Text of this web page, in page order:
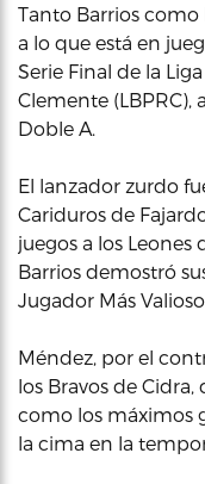
Tanto Barrios
a lo que está en
Serie Final de la
Clemente
Doble A.
El lanzador zurdo
Cariduros de
juegos a los Leones
Barrios demostró
Jugador Más
Méndez, por el
los Bravos de
como los máximos
la cima en la